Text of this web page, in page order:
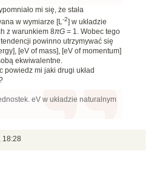
mi się, że stała
w wymiarze [L -2] w układzie
z warunkiem 8πG = 1. Wobec tego
powinno utrzymywać się
[eV of mass], [eV of momentum]
ekwiwalentne.
powiedz mi jaki drugi układ
eV w układzie naturalnym
18:28